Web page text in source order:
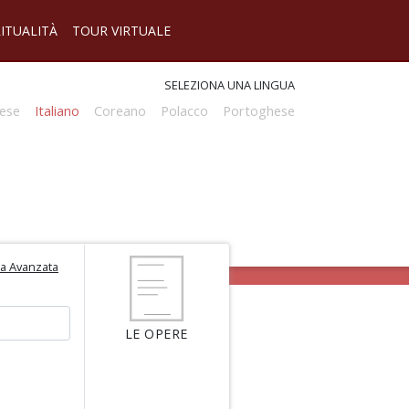
TOUR VIRTUALE
SELEZIONA UNA LINGUA
Italiano Coreano Polacco Portoghese
Avanzata
LE OPERE